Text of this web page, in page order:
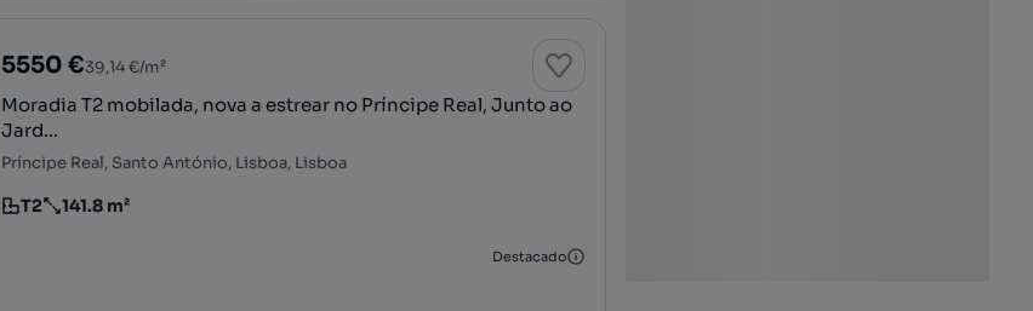
5550 €39,14 €/m²
Moradia T2 mobilada, nova a estrear no Príncipe Real, Junto ao
Jard...
Príncipe Real, Santo António, Lisboa, Lisboa
Tipologia
T2
Preço por metro quadrado
141.8 m²
Destacado